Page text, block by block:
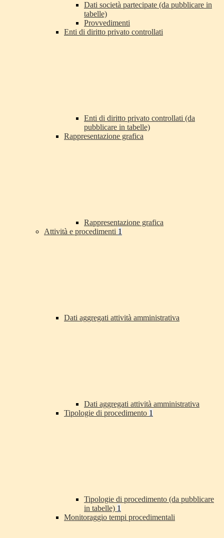
Dati società partecipate (da pubblicare in
tabelle)
Provvedimenti
Enti di diritto privato controllati
Enti di diritto privato controllati (da
pubblicare in tabelle)
Rappresentazione grafica
Rappresentazione grafica
Attività e procedimenti 1
Dati aggregati attività amministrativa
Dati aggregati attività amministrativa
Tipologie di procedimento 1
Tipologie di procedimento (da pubblicare
in tabelle) 1
Monitoraggio tempi procedimentali